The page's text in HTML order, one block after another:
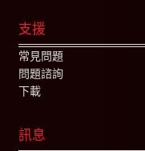
支援
常見問題
問題諮詢
下載
訊息